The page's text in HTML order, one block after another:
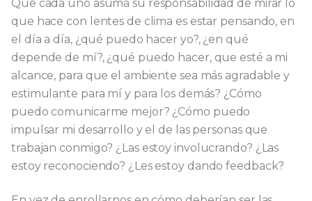
Que cada uno asuma su responsabilidad de mirar lo
que hace con lentes de clima es estar pensando, en
el día a día, ¿qué puedo hacer yo?, ¿en qué
depende de mí?, ¿qué puedo hacer, que esté a mi
alcance, para que el ambiente sea más agradable y
estimulante para mí y para los demás? ¿Cómo
puedo comunicarme mejor? ¿Cómo puedo
impulsar mi desarrollo y el de las personas que
trabajan conmigo? ¿Las estoy involucrando? ¿Las
estoy reconociendo? ¿Les estoy dando feedback?